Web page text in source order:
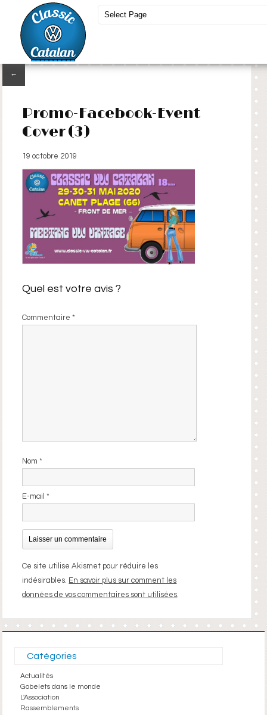
←
Promo-Facebook-Event
Cover (3)
19 octobre 2019
Quel est votre avis ?
Commentaire*
Nom*
E-mail*
Ce site utilise Akismet pour réduire les
indésirables. En savoir plus sur comment les
données de vos commentaires sont utilisées.
Catégories
Actualités
Gobelets dans le monde
L'Association
Rassemblements